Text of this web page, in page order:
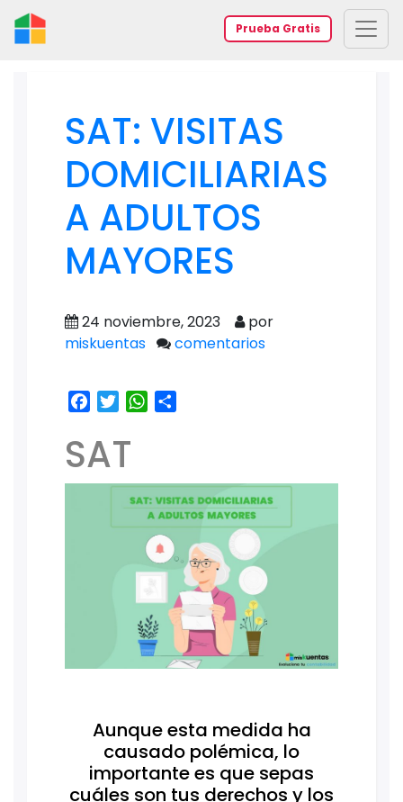
Prueba Gratis
SAT: VISITAS
DOMICILIARIAS
A ADULTOS
MAYORES
24 noviembre, 2023
por
miskuentas
comentarios
Facebook
TwitterWhatsApp
SAT
Aunque esta medida ha
causado polémica, lo
importante es que sepas
cuáles son tus derechos y los